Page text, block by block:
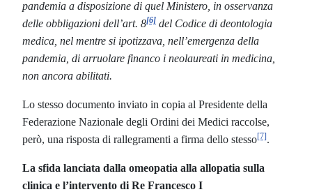
pandemia a disposizione di quel Ministero, in osservanza
delle obbligazioni dell’art. 8[6] del Codice di deontologia
medica, nel mentre si ipotizzava, nell’emergenza della
pandemia, di arruolare financo i neolaureati in medicina,
non ancora abilitati.
Lo stesso documento inviato in copia al Presidente della
Federazione Nazionale degli Ordini dei Medici raccolse,
però, una risposta di rallegramenti a firma dello stesso[7].
La sfida lanciata dalla omeopatia alla allopatia sulla
clinica e l’intervento di Re Francesco I